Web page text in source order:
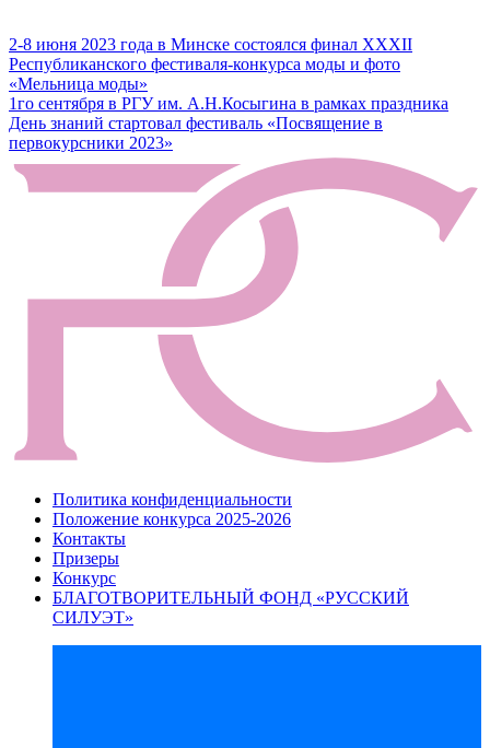
Навигация
по
записям
2-8 июня 2023 года в Минске состоялся финал XXXII
Республиканского фестиваля-конкурса моды и фото
«Мельница моды»
1го сентября в РГУ им. А.Н.Косыгина в рамках праздника
День знаний стартовал фестиваль «Посвящение в
первокурсники 2023»
Политика конфиденциальности
Положение конкурса 2025-2026
Контакты
Призеры
Конкурс
БЛАГОТВОРИТЕЛЬНЫЙ ФОНД «РУССКИЙ
СИЛУЭТ»